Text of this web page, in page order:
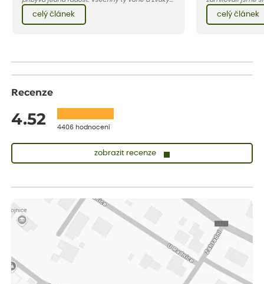
červencové zahrady. Sklizeň rybízu do kuchyně
vnese neuvěřitelný klid a radost. A taky trochu
bezstarostnosti dětství při mlsání babiččina
celý článek
Evropy. Koneckonců, i Petr Hapka
slavnou písničku
zpěvačky Hany
celý článek
Recenze
4.52 4406 hodnocení
zobrazit recenze
Měla jsem pouze 1objednavku a zatím jsem spokojená se
sazenicemi
Miroslava
Rostliny byly v pořádku, dobře zabalené, celková spokojenost.